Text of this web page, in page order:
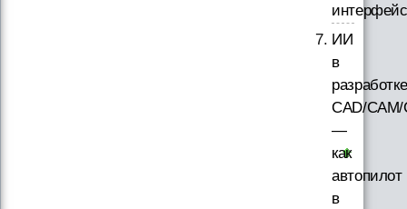
ИИ
в
разработке
CAD/
—
как
автопилот
в